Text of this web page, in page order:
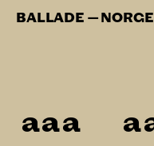
BALLADE —
a